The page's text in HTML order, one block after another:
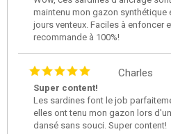
maintenu mon gazon synthétique
jours venteux. Faciles à enfoncer
recommande à 100%!
Charles
Super content!
Les sardines font le job
elles ont tenu mon gazon lors
dansé sans souci. Super content!